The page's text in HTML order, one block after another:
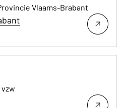
Vlaams-Brabant